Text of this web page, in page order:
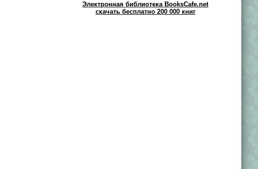
Электронная библиотека BooksCafe.net
скачать бесплатно 200 000 книг